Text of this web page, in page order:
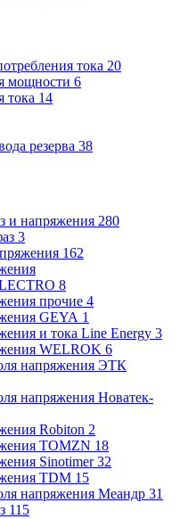
тока 20
мощности 6
тока 14
резерва 38
и напряжения 280
3
162
8
прочие 4
GEYA 1
и тока Line Energy 3
WELROK 6
напряжения ЭТК
напряжения Новатек-
Robiton 2
TOMZN 18
Sinotimer 32
TDM 15
напряжения Меандр 31
115